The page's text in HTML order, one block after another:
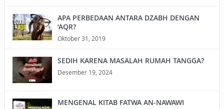
APA PERBEDAAN ANTARA DZABH DENGAN
‘AQR?
Oktober 31, 2019
SEDIH KARENA MASALAH RUMAH TANGGA?
Desember 19, 2024
MENGENAL KITAB FATWA AN-NAWAWI